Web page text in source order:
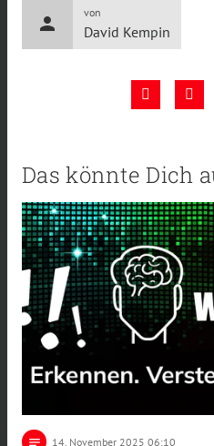
person
von
David Kempin
Das könnte Dich
notes 14. November 2025 06:10